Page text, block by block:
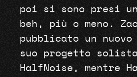
poi si sono presi
beh, più o meno.
pubblicato un nuovo
suo progetto
HalfNoise, mentre